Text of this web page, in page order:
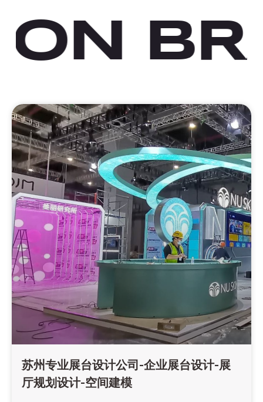
苏州专业展台设计公司-企业展台设计-展
厅规划设计-空间建模